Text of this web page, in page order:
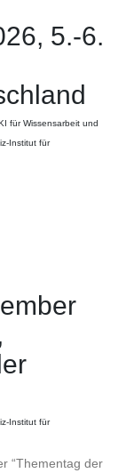
5.-6.
für Wissensarbeit und
Institut für
Institut für
“Thementag der